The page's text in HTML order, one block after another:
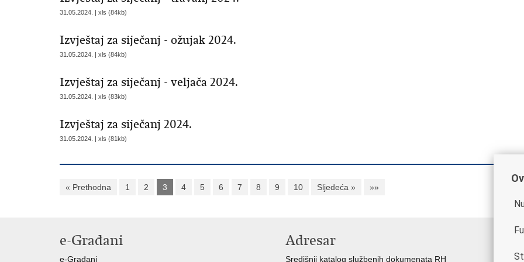
31.05.2024. | xls (84kb)
Izvještaj za siječanj - ožujak 2024.
31.05.2024. | xls (84kb)
Izvještaj za siječanj - veljača 2024.
31.05.2024. | xls (83kb)
Izvještaj za siječanj 2024.
31.05.2024. | xls (81kb)
« Prethodna 1 2 3 4 5 6 7 8 9 10 Sljedeća » »»
e-Građani
e-Građani
Adresar
Središnji katalog službenih dokumenata RH